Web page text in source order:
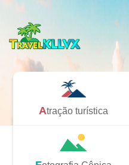
Atração turística